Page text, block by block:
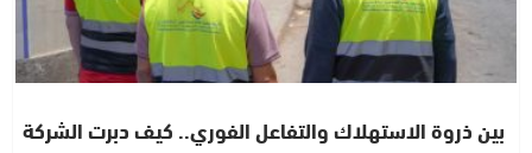
بين ذروة الاستهلاك والتفاعل الفوري.. كيف دبرت الشركة